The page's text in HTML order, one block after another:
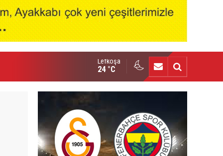
Lefkoşa
24 °C